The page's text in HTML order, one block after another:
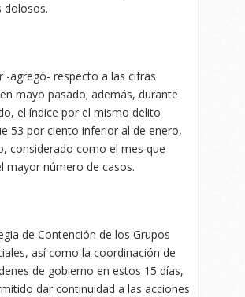
dolosos.
-agregó- respecto a las cifras
mayo pasado; además, durante
el índice por el mismo delito
53 por ciento inferior al de enero,
considerado como el mes que
mayor número de casos.
de Contención de los Grupos
así como la coordinación de
de gobierno en estos 15 días,
dar continuidad a las acciones